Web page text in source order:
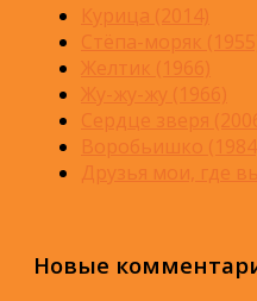
Курица (2014)
Стёпа-моряк
Желтик (1966)
Жу-жу-жу (1966)
Сердце зверя
Воробьишко
Друзья мои, где
Новые